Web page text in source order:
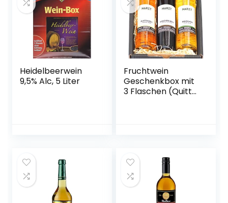
Heidelbeerwein
9,5% Alc, 5 Liter
Fruchtwein
Geschenkbox mit
3 Flaschen (Quitte,